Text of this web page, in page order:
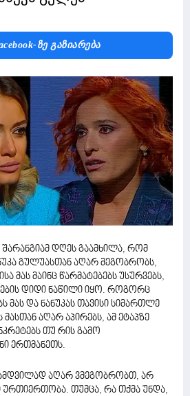
Ზე Გაზიარება
შარანგიამ დღეს გაამხილა, რომ
გულუასთან აღარ მეგობრობს,
მას მაინც წარმატებებს უსურვებს,
დიდი ნაწილი იყო. როგორც
მას და ნანუკას თავისი სიმართლე
მასთან აღარ აპირებს, ამ ეტაპზე
თუ რის გამო
ერთმანეთს.
აღარ ვმეგობრობთ, არ
თუმცა, რა თქმა უნდა,